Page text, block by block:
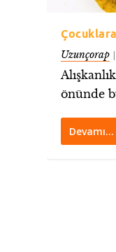
Uzunçorap |
önünde
Devamı…